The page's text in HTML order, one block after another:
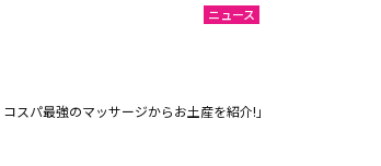
ニュース
スパ最強のマッサージからお土産を紹介!」